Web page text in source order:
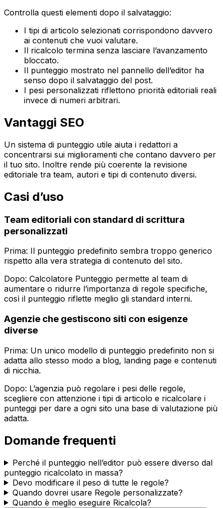
Controlla questi elementi dopo il salvataggio:
I tipi di articolo selezionati corrispondono davvero
ai contenuti che vuoi valutare.
Il ricalcolo termina senza lasciare l’avanzamento
bloccato.
Il punteggio mostrato nel pannello dell’editor ha
senso dopo il salvataggio del post.
I pesi personalizzati riflettono priorità editoriali reali
invece di numeri arbitrari.
Vantaggi SEO
Un sistema di punteggio utile aiuta i redattori a
concentrarsi sui miglioramenti che contano davvero per
il tuo sito. Inoltre rende più coerente la revisione
editoriale tra team, autori e tipi di contenuto diversi.
Casi d’uso
Team editoriali con standard di scrittura
personalizzati
Prima: Il punteggio predefinito sembra troppo generico
rispetto alla vera strategia di contenuto del sito.
Dopo: Calcolatore Punteggio permette al team di
aumentare o ridurre l’importanza di regole specifiche,
così il punteggio riflette meglio gli standard interni.
Agenzie che gestiscono siti con esigenze
diverse
Prima: Un unico modello di punteggio predefinito non si
adatta allo stesso modo a blog, landing page e contenuti
di nicchia.
Dopo: L’agenzia può regolare i pesi delle regole,
scegliere con attenzione i tipi di articolo e ricalcolare i
punteggi per dare a ogni sito una base di valutazione più
adatta.
Domande frequenti
Perché il punteggio nell’editor può essere diverso dal
punteggio ricalcolato in massa?
Devo modificare il peso di tutte le regole?
Quando dovrei usare Regole personalizzate?
Quando è meglio eseguire Ricalcola?